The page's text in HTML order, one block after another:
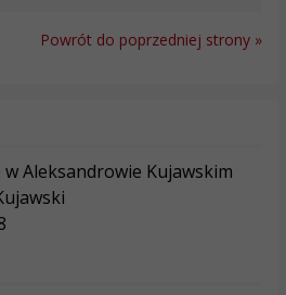
Powrót do poprzedniej strony »
Aleksandrowie Kujawskim